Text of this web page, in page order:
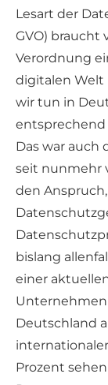
Lesart der
GVO) braucht
Verordnung
digitalen
wir tun in
Das war auch
seit nunmehr
den
bislang
einer
Deutschland
Prozent